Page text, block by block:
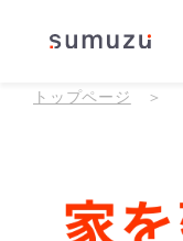
トップページ